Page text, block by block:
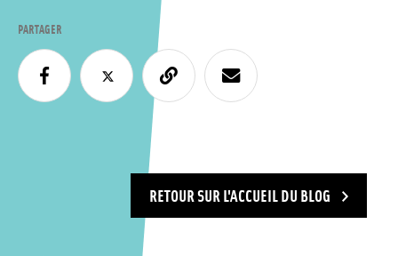
PARTAGER
RETOUR SUR L'ACCUEIL DU BLOG